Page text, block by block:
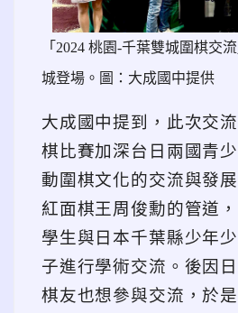
link to data:image/
「2024 桃園-千葉雙城圍棋交
城登場。圖：大成國中提供
大成國中提到，此次交
棋比賽加深台日兩國青
動圍棋文化的交流與發
紅面棋王周俊勳的管道
學生與日本千葉縣少年
子進行學術交流。後因
棋友也想參與交流，於